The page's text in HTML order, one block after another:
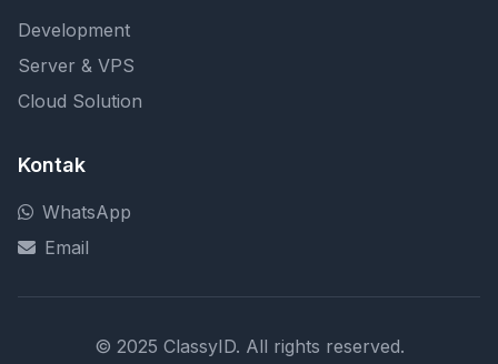
Development
Server & VPS
Cloud Solution
Kontak
WhatsApp
Email
© 2025 ClassyID. All rights reserved.